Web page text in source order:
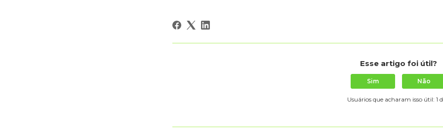
Esse artigo foi útil?
Sim Não
Usuários que acharam isso útil: 1